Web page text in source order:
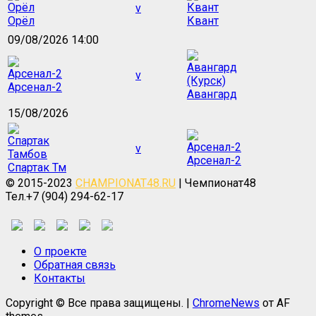
Орёл
v
Квант
09/08/2026 14:00
Арсенал-2
v
Авангард
15/08/2026
Спартак Тм
v
Арсенал-2
© 2015-2023 CHAMPIONAT48.RU | Чемпионат48
Тел.+7 (904) 294-62-17
О проекте
Обратная связь
Контакты
Copyright © Все права защищены. | ChromeNews от AF